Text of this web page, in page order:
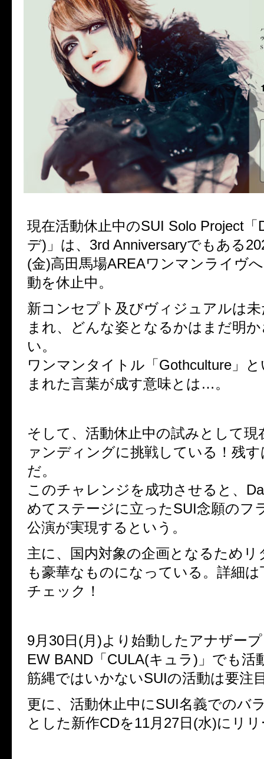
現在活動休止中のSUI Solo Project「
デ)」は、3rd Anniversaryでもある
(金)高田馬場AREAワンマンライヴ
動を休止中。
新コンセプト及びヴィジュアルは
まれ、どんな姿となるかはまだ明
い。
ワンマンタイトル「Gothculture」
まれた言葉が成す意味とは…。
そして、活動休止中の試みとして
ァンディングに挑戦している！残
だ。
このチャレンジを成功させると、
めてステージに立ったSUI念願のフ
公演が実現するという。
主に、国内対象の企画となるためリ
も豪華なものになっている。詳細
チェック！
9月30日(月)より始動したアナザー
EW BAND「CULA(キュラ)」でも活
筋縄ではいかないSUIの活動は要注
更に、活動休止中にSUI名義でのバ
とした新作CDを11月27日(水)にリ